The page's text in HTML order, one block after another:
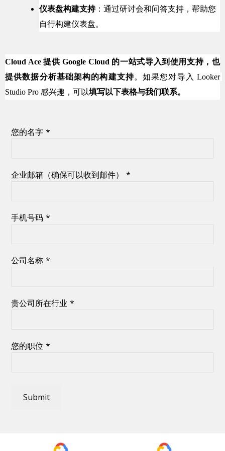
仪表盘构建支持 ：通过研讨会和问答支持，帮助您
自行构建仪表盘。
Cloud Ace 提供 Google Cloud 的一站式导入到使用支持，也
提供数据分析基础架构的构建支持。如果您对导入 Looker
Studio Pro 感兴趣，可以填写以下表格与我们联系。
您的名字 *
企业邮箱（确保可以收到邮件） *
手机号码 *
公司名称 *
贵公司所在行业 *
您的职位 *
Submit